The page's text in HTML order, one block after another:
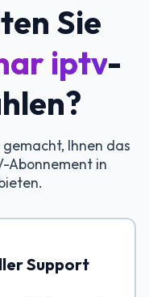
Sie
iptv-
Ihnen das
Abonnement in
Support